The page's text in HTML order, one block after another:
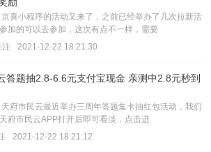
喜小程序的活动又来了，之前已经举办了几次拉新活
加的可以去参加，这次有点不一样，需要
注
2021-12-22 18:21:30
答题抽2.8-6.6元支付宝现金 亲测中2.8元秒到
府市民云最近举办三周年答题集卡抽红包活动，我们
府市民云APP打开后即可看淡，点击进
2021-12-22 18:21:12